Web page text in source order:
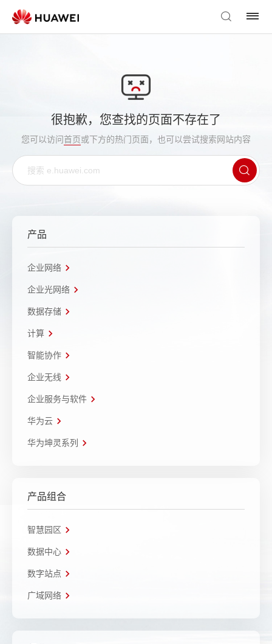
很抱歉，您查找的页面不存在了
您可以访问首页或下方的热门页面，也可以尝试搜索网站内容
产品
企业网络
企业光网络
数据存储
计算
智能协作
企业无线
企业服务与软件
华为云
华为坤灵系列
产品组合
智慧园区
数据中心
数字站点
广域网络